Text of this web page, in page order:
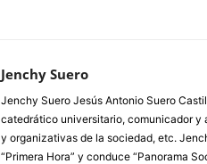
Jenchy Suero
Jenchy Suero Jesús Antonio Suero
catedrático universitario, comunicador y
y organizativas de la sociedad, etc.
“Primera Hora” y conduce “Panorama